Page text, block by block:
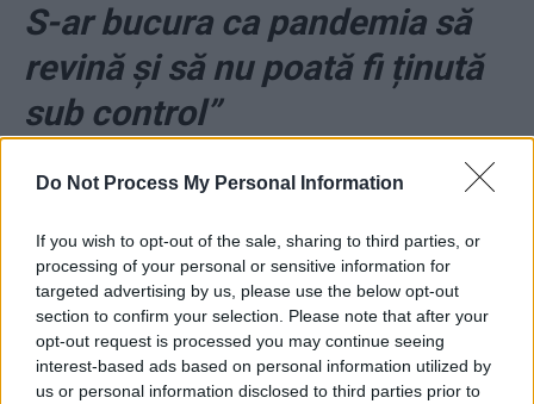
Do Not Process My Personal Information
If you wish to opt-out of the sale, sharing to third parties, or
processing of your personal or sensitive information for
targeted advertising by us, please use the below opt-out
section to confirm your selection. Please note that after your
opt-out request is processed you may continue seeing
interest-based ads based on personal information utilized by
us or personal information disclosed to third parties prior to
S-ar bucura ca pandemia să
revină și să nu poată fi ținută
sub control”
ad